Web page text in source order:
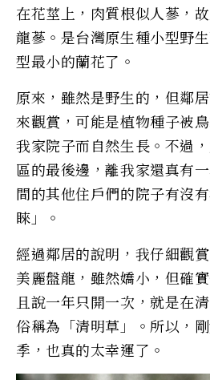
在花莖上，肉質根似人蔘，
龍蔘。是台灣原生種小型野
型最小的蘭花了。
原來，雖然是野生的，但鄰
來觀賞，可能是植物種子被
我家院子而自然生長。不過
區的最後邊，離我家還真有
間的其他住戶們的院子有沒
睞」。
經過鄰居的說明，我仔細觀
美麗盤龍，雖然嬌小，但確
且說一年只開一次，就是在
俗稱為「清明草」。所以，
季，也真的太幸運了。